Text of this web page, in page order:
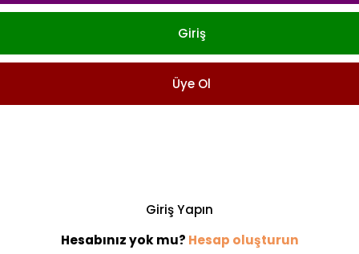
Giriş
Üye Ol
Giriş Yapın
Hesabınız yok mu? Hesap oluşturun